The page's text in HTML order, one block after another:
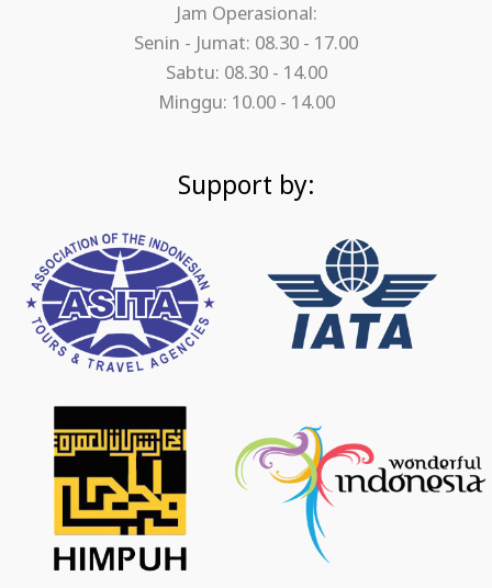
Jam Operasional:
Senin - Jumat: 08.30 - 17.00
Sabtu: 08.30 - 14.00
Minggu: 10.00 - 14.00
Support by: